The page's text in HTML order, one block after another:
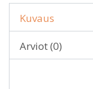
Kuvaus
Arviot (0)